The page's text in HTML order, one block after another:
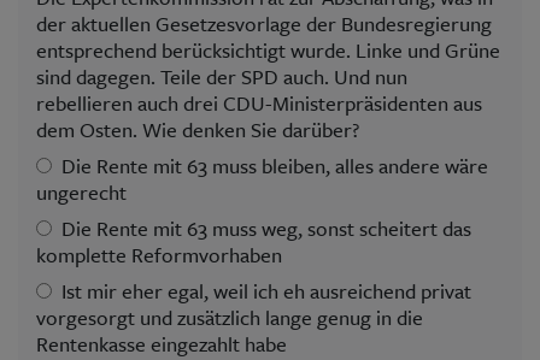
der aktuellen Gesetzesvorlage der Bundesregierung
entsprechend berücksichtigt wurde. Linke und Grüne
sind dagegen. Teile der SPD auch. Und nun
rebellieren auch drei CDU-Ministerpräsidenten aus
dem Osten. Wie denken Sie darüber?
Die Rente mit 63 muss bleiben, alles andere wäre
ungerecht
Die Rente mit 63 muss weg, sonst scheitert das
komplette Reformvorhaben
Ist mir eher egal, weil ich eh ausreichend privat
vorgesorgt und zusätzlich lange genug in die
Rentenkasse eingezahlt habe